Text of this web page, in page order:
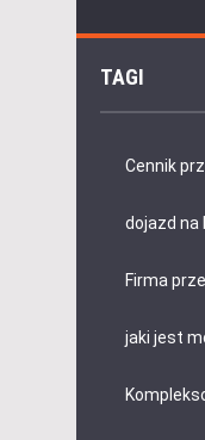
TAGI
Cennik
dojazd na
Firma
jaki jest